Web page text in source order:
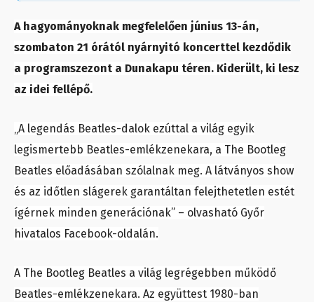
A hagyományoknak megfelelően június 13-án,
szombaton 21 órától nyárnyitó koncerttel kezdődik
a programszezont a Dunakapu téren. Kiderült, ki lesz
az idei fellépő.
„A legendás Beatles-dalok ezúttal a világ egyik
legismertebb Beatles-emlékzenekara, a The Bootleg
Beatles előadásában szólalnak meg. A látványos show
és az időtlen slágerek garantáltan felejthetetlen estét
ígérnek minden generációnak” – olvasható Győr
hivatalos Facebook-oldalán.
A The Bootleg Beatles a világ legrégebben működő
Beatles-emlékzenekara. Az együttest 1980-ban